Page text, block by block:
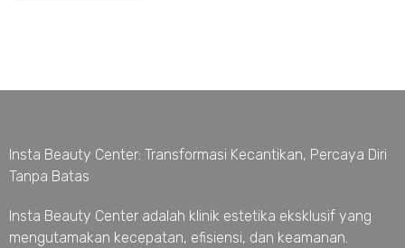
Insta Beauty Center: Transformasi Kecantikan, Percaya Diri
Tanpa Batas
Insta Beauty Center adalah klinik estetika eksklusif yang
mengutamakan kecepatan, efisiensi, dan keamanan.